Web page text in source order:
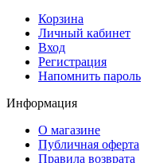
Корзина
Личный кабинет
Вход
Регистрация
Напомнить пароль
Информация
О магазине
Публичная оферта
Правила возврата